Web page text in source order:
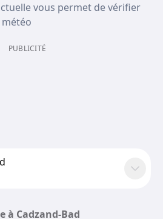
vous permet de vérifier
PUBLICITÉ
à Cadzand-Bad